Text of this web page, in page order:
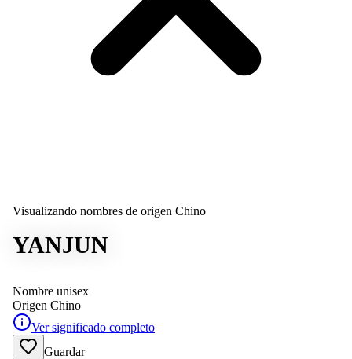
Visualizando nombres de origen Chino
YANJUN
Nombre unisex
Origen Chino
Ver significado completo
Guardar